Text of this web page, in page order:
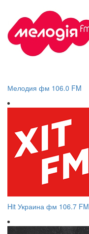
Мелодия фм 106.0 FM
Hit Украина фм 106.7 FM